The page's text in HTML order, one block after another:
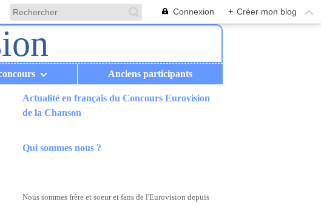
Connexion + Créer mon blog
Anciens participants
Actualité en français du Concours Eurovision
de la Chanson
Qui sommes nous ?
Nous sommes frère et soeur et fans de l'Eurovision depuis